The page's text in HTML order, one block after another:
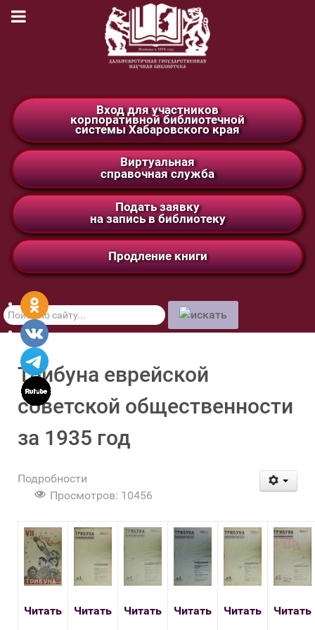
Вход для участников
корпоративной библиотечной
системы Хабаровского края
Виртуальная
справочная служба
Подать заявку
на запись в библиотеку
Продление книги
Поиск
по
сайту
Трибуна еврейской
советской общественности
за 1935 год
Подробности
Просмотров: 10456
Читать Читать Читать Читать Читать Читать